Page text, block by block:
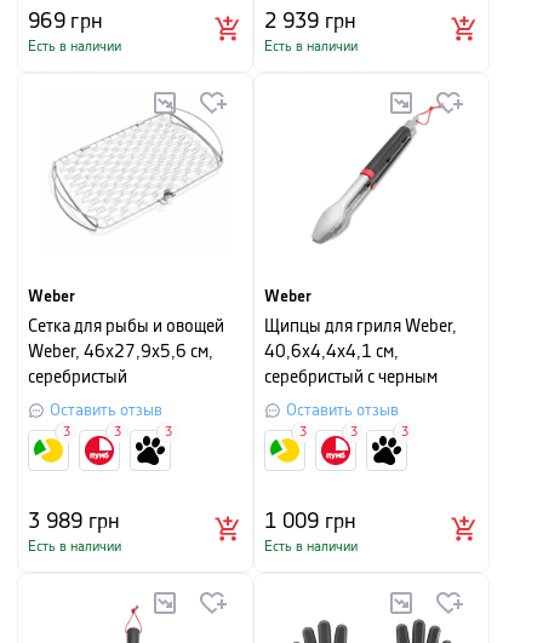
969грн
Есть в наличии
2 939 грн
Есть в наличии
Weber
Сетка для рыбы и овощей
Weber, 46х27,9х5,6 см,
серебристый
Оставить отзыв
3 989 грн
Есть в наличии
3 3 3
Weber
Щипцы для гриля Weber,
40,6х4,4х4,1 см,
серебристый с черным
Оставить отзыв
1 009 грн
Есть в наличии
3 3 3